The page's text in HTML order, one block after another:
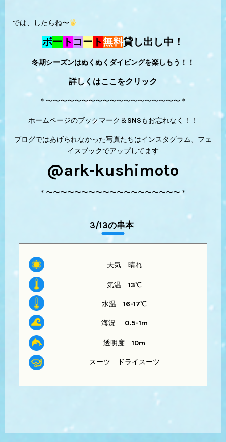
では、したらね〜
ボー ト コー ト無料貸し出し中！
冬期シーズンはぬくぬくダイビングを楽しもう！！
詳しくはここをクリック
＊〜〜〜〜〜〜〜〜〜〜〜〜〜〜〜〜〜〜〜＊
ホームページのブックマーク＆SNSもお忘れなく！！
ブログではあげられなかった写真たちはインスタグラム、フェ
イスブックでアップしてます
@ark-kushimoto
＊〜〜〜〜〜〜〜〜〜〜〜〜〜〜〜〜〜〜〜＊
3/13の串本
天気晴れ
気温 13℃
水温 16-17℃
海況 0.5-1m
透明度 10m
スーツ ドライスーツ